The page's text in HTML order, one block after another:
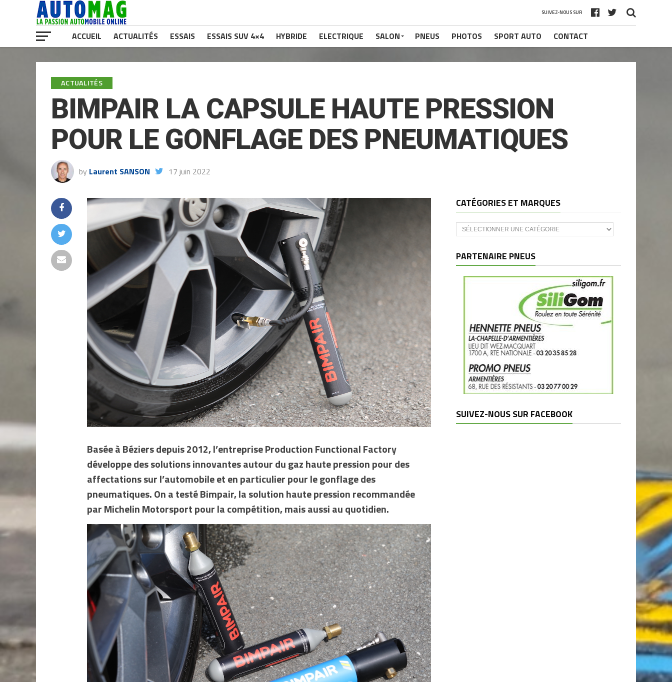
SUIVEZ-NOUS SUR
ACCUEIL ACTUALITÉS ESSAIS ESSAIS SUV 4×4 HYBRIDE ELECTRIQUE SALON PNEUS PHOTOS SPORT AUTO CONTACT
ACTUALITÉS
BIMPAIR LA CAPSULE HAUTE PRESSION
POUR LE GONFLAGE DES PNEUMATIQUES
by Laurent SANSON 17 juin 2022
Basée à Béziers depuis 2012, l’entreprise Production Functional Factory
développe des solutions innovantes autour du gaz haute pression pour des
affectations sur l’automobile et en particulier pour le gonflage des
pneumatiques. On a testé Bimpair, la solution haute pression recommandée
par Michelin Motorsport pour la compétition, mais aussi au quotidien.
CATÉGORIES ET MARQUES
Catégories
et
PARTENAIRE PNEUS
SUIVEZ-NOUS SUR FACEBOOK